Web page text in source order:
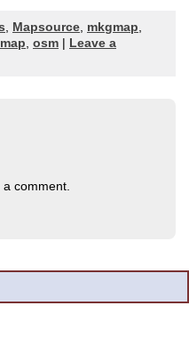
, Mapsource, mkgmap,
, osm
Leave a
comment.